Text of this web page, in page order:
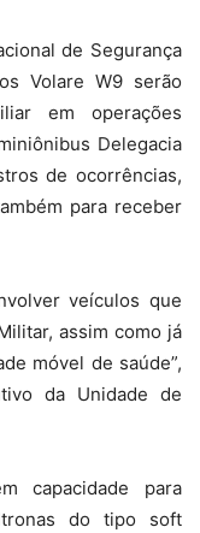
de Segurança
Volare W9 serão
em operações
Delegacia
de ocorrências,
para receber
veículos que
assim como já
móvel de saúde”,
da Unidade de
capacidade para
do tipo soft